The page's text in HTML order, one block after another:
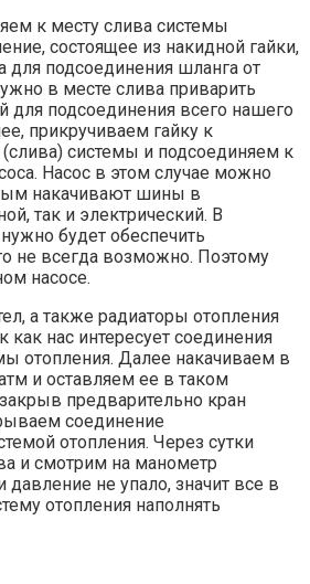
к месту слива системы
состоящее из накидной гайки,
для подсоединения шланга от
в месте слива приварить
для подсоединения всего нашего
прикручиваем гайку к
системы и подсоединяем к
Насос в этом случае можно
накачивают шины в
так и электрический. В
будет обеспечить
не всегда возможно. Поэтому
насосе.
а также радиаторы отопления
нас интересует соединения
отопления. Далее накачиваем в
и оставляем ее в таком
предварительно кран
соединение
отопления. Через сутки
и смотрим на манометр
давление не упало, значит все в
отопления наполнять